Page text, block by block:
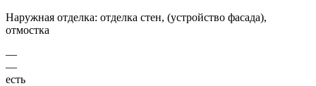
Наружная отделка: отделка стен, (устройство фасада),
отмостка
—
—
есть